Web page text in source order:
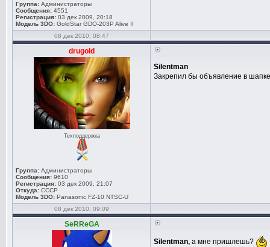
Группа: Администраторы
Сообщения: 4551
Регистрация: 03 дек 2009, 20:18
Модель 3DO: GoldStar GDO-203P Alive II
08 дек 2010, 08:47
drugold
Техподдержка
Группа: Администраторы
Сообщения: 9610
Регистрация: 03 дек 2009, 21:07
Откуда: СССР
Модель 3DO: Panasonic FZ-10 NTSC-U
Silentman
Закрепил бы объявление в
08 дек 2010, 09:09
SeRReGA
Silentman, а мне пришлешь?